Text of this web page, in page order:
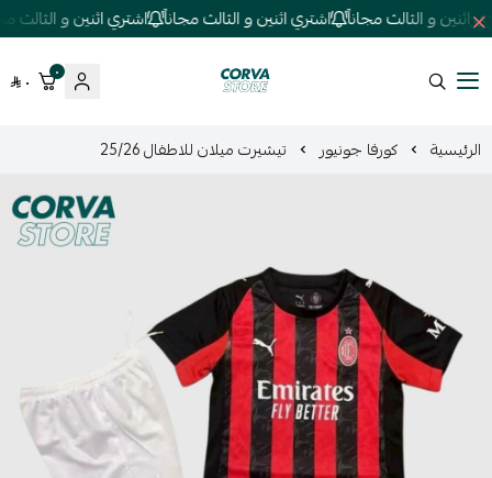
و الثالث مجاناً اشتري اثنين و الثالث مجاناً اشتري اثنين و الثالث
كورفا ستور
٠ ٠
الرئيسية كورفا جونيور تيشيرت ميلان للاطفال 25/26